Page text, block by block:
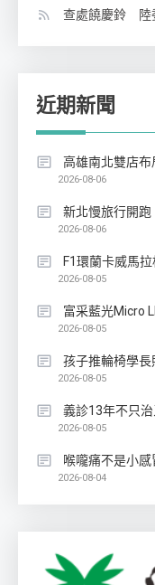
查處饒慶鈴 陸
近期新聞
高雄南北雙店
2026-08-06
新北慢旅行開跑
2026-08-06
F1環蘭卡威馬
2026-08-05
富采藍光Micro
2026-08-05
孩子推輪椅學
2026-08-05
義診13年不只
2026-08-05
喉嚨痛不是小
2026-08-04